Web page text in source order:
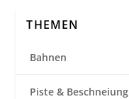
THEMEN
Bahnen
Piste & Beschneiung